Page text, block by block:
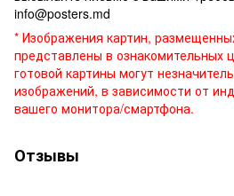
info@posters.md
* Изображения картин,
представлены в ознакомительных
готовой картины могут
изображений, в зависимости от
вашего монитора/смартфона.
Отзывы